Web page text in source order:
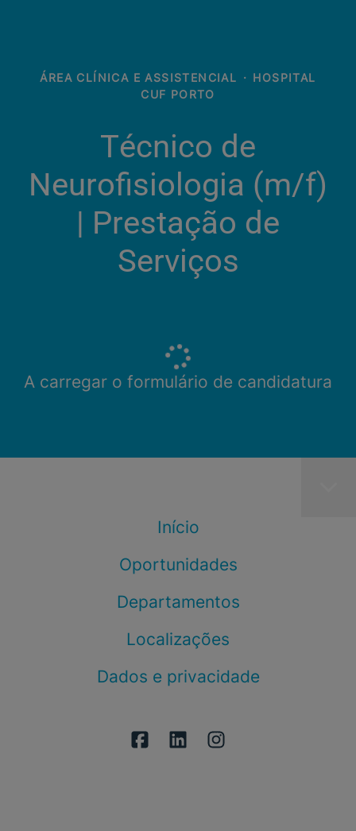
ÁREA CLÍNICA E ASSISTENCIAL · HOSPITAL
CUF PORTO
Técnico de
Neurofisiologia (m/f)
| Prestação de
Serviços
A carregar o formulário de candidatura
Início
Oportunidades
Departamentos
Localizações
Dados e privacidade